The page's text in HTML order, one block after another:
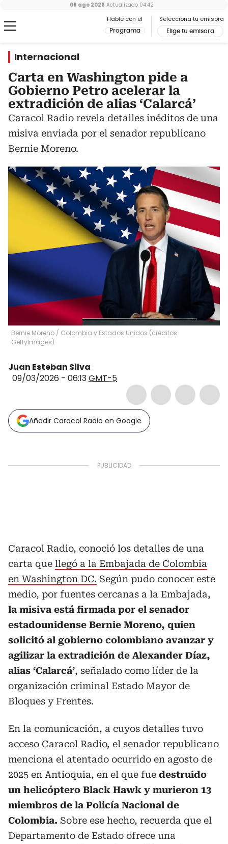
Hable con el
Programa
Selecciona tu emisora
Elige tu emisora
08 ago 2026 Actualizado 04:42
Internacional
Carta en Washington pide a
Gobierno Petro acelerar la
extradición de alias ‘Calarcá’
Caracol Radio revela detalles inéditos de una
misiva enviada por el senador republicano
Bernie Moreno.
Bernie Moreno / Colombia y Estados Unidos (créditos:
GettyImages)
Juan Esteban Silva
09/03/2026 - 06:13GMT-5
Añadir Caracol Radio en Google
Caracol Radio, conoció los detalles de una
carta que llegó a la Embajada de Colombia
en Washington DC. Según pudo conocer este
medio, por fuentes cercanas a la Embajada,
la misiva está firmada por el senador
estadounidense Bernie Moreno, quien
solicitó al gobierno colombiano avanzar y
agilizar la extradición de Alexander Díaz,
alias ‘Calarcá’, señalado como líder de la
organización criminal Estado Mayor de
Bloques y Frentes.
En la comunicación, a cuyos detalles tuvo
acceso Caracol Radio, el senador republicano
menciona el atentado ocurrido en agosto de
2025 en Antioquia, en el que fue destruido
un helicóptero Black Hawk y murieron 13
miembros de la Policía Nacional de
Colombia. Sobre ese hecho, recuerda que el
Departamento de Estado ofrece una